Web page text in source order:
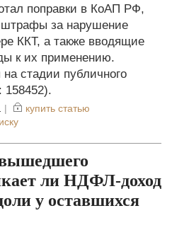
поправки в КоАП РФ,
за нарушение
ККТ, а также вводящие
к их применению.
на стадии публичного
158452).
|
купить статью
ли НДФЛ-доход
у оставшихся